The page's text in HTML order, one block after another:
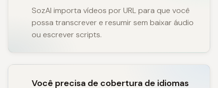
SozAI importa vídeos por URL para que você
possa transcrever e resumir sem baixar áudio
ou escrever scripts.
Você precisa de cobertura de idiomas